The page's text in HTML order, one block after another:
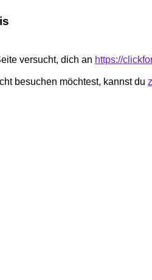
versucht, dich an https://
besuchen möchtest, kannst du